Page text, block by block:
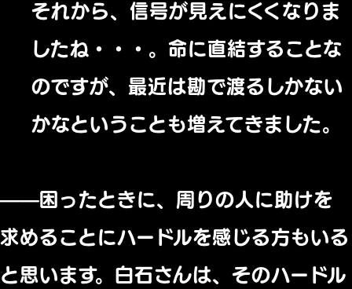
それから、信号が見えにくくなりま
したね・・・。命に直結することな
のですが、最近は勘で渡るしかない
かなということも増えてきました。
——困ったときに、周りの人に助けを
求めることにハードルを感じる方もいる
と思います。白石さんは、そのハードル